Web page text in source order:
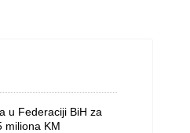
u Federaciji BiH za
miliona KM